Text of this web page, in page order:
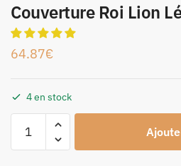
Couverture Roi Lion
64.87€
4 en stock